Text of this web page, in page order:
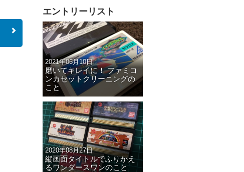
の
リ
ン
ク
エントリーリスト
2021年06月10日
磨いてキレイに！ ファミコ
ンカセットクリーニングの
こと
2020年08月27日
縦画面タイトルでふりかえ
るワンダースワンのこと